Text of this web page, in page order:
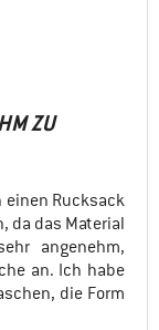
ZU
einen Rucksack
da das Material
angenehm,
an. Ich habe
die Form